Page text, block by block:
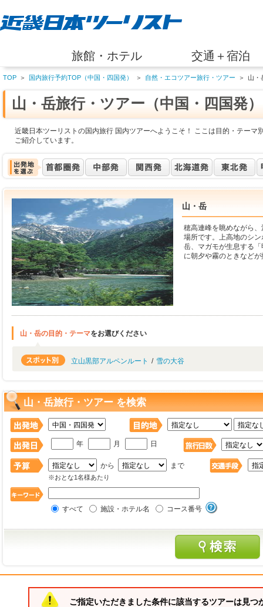
旅館・ホテル 交通＋宿泊
TOP ＞ 国内旅行予約TOP（中国・四国発） ＞ 自然・エコツアー旅行・ツアー ＞ 山・
山・岳旅行・ツアー（中国・四国発）
近畿日本ツーリストの国内旅行 国内ツアーへようこそ！ ここは目的・テーマ
ご紹介しています。
山・岳
穂高連峰を眺めながら
場所です。上高地のシ
岳、マガモが生息する
に朝夕や霧のときなど
山・岳の目的・テーマをお選びください
立山黒部アルペンルート / 雪の大谷
山・岳旅行・ツアー を検索
年 月 日
から まで
※おとな1名様あたり
すべて 施設・ホテル名 コース番号
ご指定いただきました条件に該当するツアーは見つ